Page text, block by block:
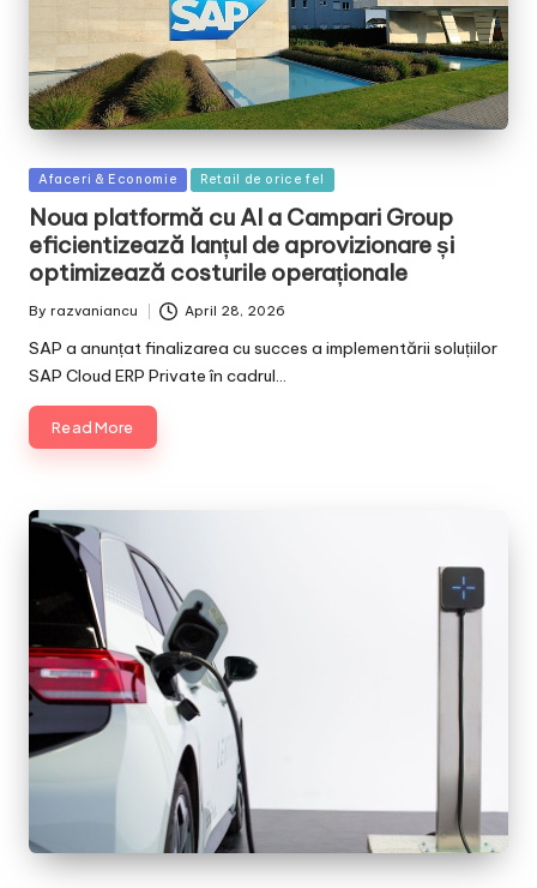
Posted
in
Afaceri & Economie Retail de orice fel
Noua platformă cu AI a Campari Group
eficientizează lanțul de aprovizionare și
optimizează costurile operaționale
Posted
By razvaniancu April 28, 2026
SAP a anunțat finalizarea cu succes a implementării soluțiilor
SAP Cloud ERP Private în cadrul…
Read More